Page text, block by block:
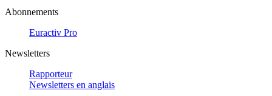
Abonnements
Euractiv Pro
Newsletters
Rapporteur
Newsletters en anglais